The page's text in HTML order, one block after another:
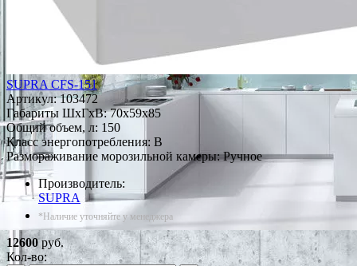
SUPRA CFS-151
Артикул:103472
Габариты ШxГxВ: 70x59x85
Общий объем, л: 150
Класс энергопотребления: B
Размораживание морозильной камеры: Ручное
Производитель:
SUPRA
*Наличие уточняйте у менеджера
12600руб.
Кол-во: